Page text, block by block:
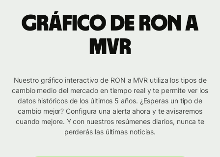
Gráfico de RON a
MVR
Nuestro gráfico interactivo de RON a MVR utiliza los tipos de
cambio medio del mercado en tiempo real y te permite ver los
datos históricos de los últimos 5 años. ¿Esperas un tipo de
cambio mejor? Configura una alerta ahora y te avisaremos
cuando mejore. Y con nuestros resúmenes diarios, nunca te
perderás las últimas noticias.